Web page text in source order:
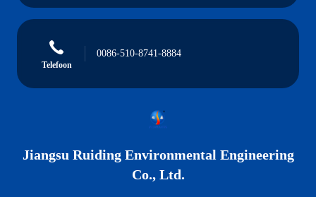
Telefoon
0086-510-8741-8884
Jiangsu Ruiding Environmental Engineering
Co., Ltd.